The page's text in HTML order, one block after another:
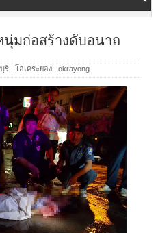
มก่อสร้างดับอนาถ
รี โอเคระยอง okrayong